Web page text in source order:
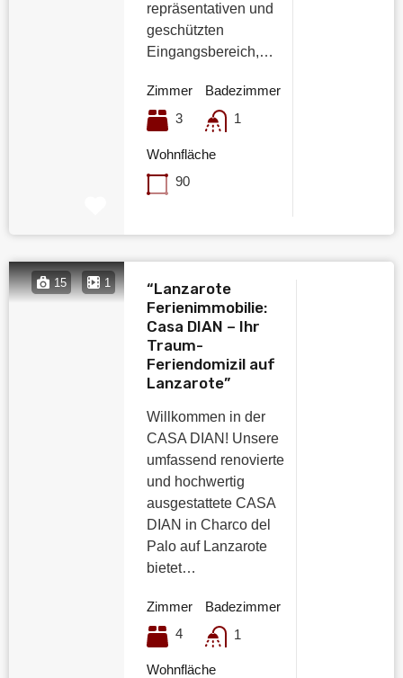
repräsentativen und
geschützten
Eingangsbereich,…
Zimmer
3
Badezimmer
1
Wohnfläche
90
15 1
“Lanzarote
Ferienimmobilie:
Casa DIAN – Ihr
Traum-
Feriendomizil auf
Lanzarote”
Willkommen in der
CASA DIAN! Unsere
umfassend renovierte
und hochwertig
ausgestattete CASA
DIAN in Charco del
Palo auf Lanzarote
bietet…
Zimmer
4
Badezimmer
1
Wohnfläche